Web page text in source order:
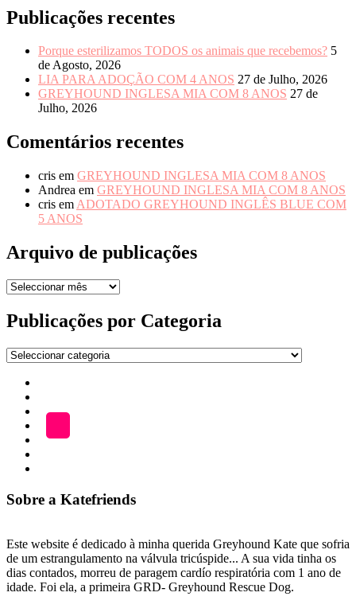
Publicações recentes
Porque esterilizamos TODOS os animais que recebemos? 5
de Agosto, 2026
LIA PARA ADOÇÃO COM 4 ANOS 27 de Julho, 2026
GREYHOUND INGLESA MIA COM 8 ANOS 27 de
Julho, 2026
Comentários recentes
cris em GREYHOUND INGLESA MIA COM 8 ANOS
Andrea em GREYHOUND INGLESA MIA COM 8 ANOS
cris em ADOTADO GREYHOUND INGLÊS BLUE COM
5 ANOS
Arquivo de publicações
Arquivo
publicações
Publicações por Categoria
Publicações
Categoria
ADOÇÃO
LOJA
Sobre a Katefriends
Este website é dedicado à minha querida Greyhound Kate que sofria
de um estrangulamento na válvula tricúspide... A sua vida tinha os
dias contados, morreu de paragem cardío respiratória com 1 ano de
idade. Foi ela, a primeira GRD- Greyhound Rescue Dog.